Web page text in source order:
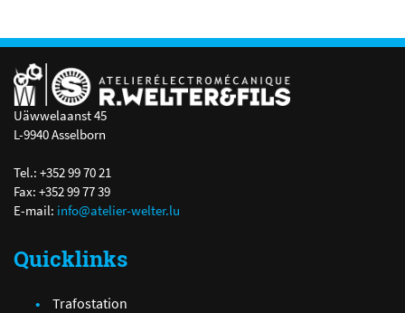
Uäwwelaanst 45
L-9940 Asselborn
Tel.: +352 99 70 21
Fax: +352 99 77 39
E-mail: info@atelier-welter.lu
Quicklinks
Trafostation